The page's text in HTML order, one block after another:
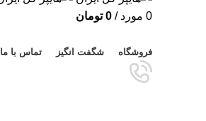
0 مورد /
0 تومان
فروشگاه شگفت انگیز تماس با ما